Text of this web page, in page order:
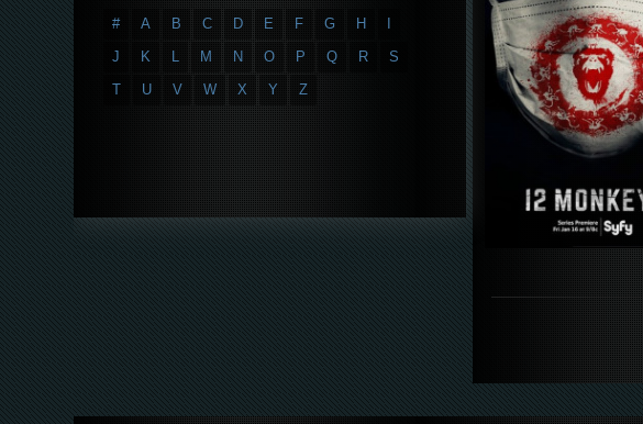
# A B C D E F G H
J
K L M N O P Q R
S
T
U V W X Y Z